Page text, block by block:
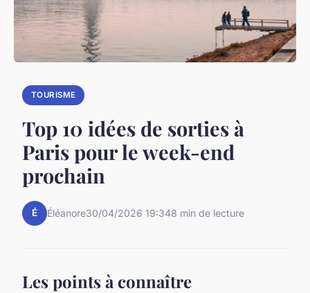
TOURISME
Top 10 idées de sorties à
Paris pour le week-end
prochain
É Éléanore30/04/2026 19:348 min de lecture
Les points à connaître